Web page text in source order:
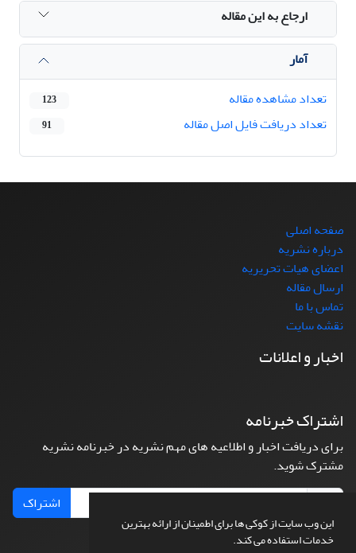
این وب سایت از کوکی ها برای اطمینان از ارائه بهترین
خدمات استفاده می کند.
ارجاع به این مقاله
آمار
تعداد مشاهده مقاله
123
تعداد دریافت فایل اصل مقاله 91
صفحه اصلی
درباره نشریه
اعضای هیات تحریریه
ارسال مقاله
تماس با ما
نقشه سایت
اخبار و اعلانات
اشتراک خبرنامه
برای دریافت اخبار و اطلاعیه های مهم نشریه در خبرنامه نشریه
مشترک شوید.
اشتراک